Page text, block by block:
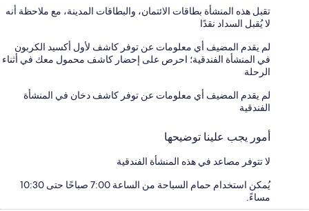
تقبل هذه المنشأة بطاقات الائتمان، والبطاقات المدينة، مع ملاحظة أنه
لا يُقبل السداد نقدًا
لم يقدم المضيف أي معلومات عن توفر كاشف لأول أكسيد الكربون
في المنشأة الفندقية؛ احرص على إحضار كاشف محمول معك في أثناء
الرحلة
لم يقدم المضيف أي معلومات عن توفر كاشف دخان في المنشأة
الفندقية
أمور يجب علينا توضيحها
لا تتوفر مصاعد في هذه المنشأة الفندقية
يُمكن استخدام حمام السباحة من الساعة 7:00 صباحًا حتى 10:30
مساءً.